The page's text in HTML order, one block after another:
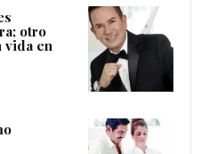
otro
vida en